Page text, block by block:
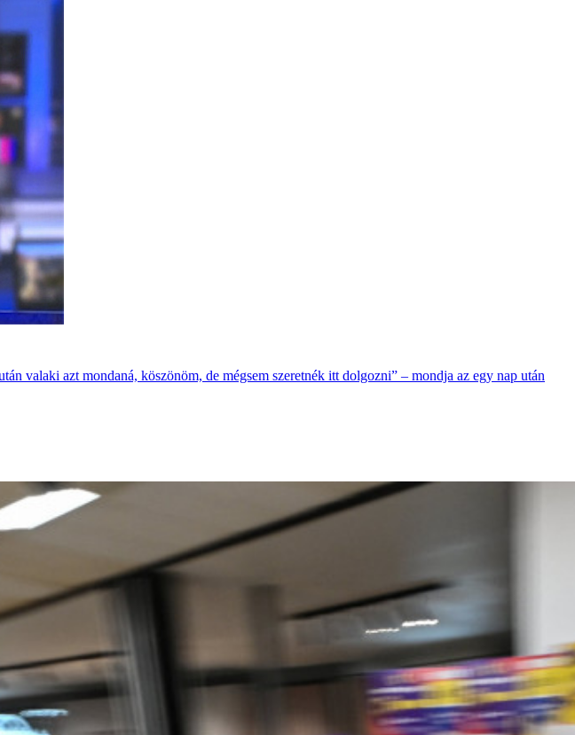
valaki azt mondaná, köszönöm, de mégsem szeretnék itt dolgozni” – mondja az egy nap után